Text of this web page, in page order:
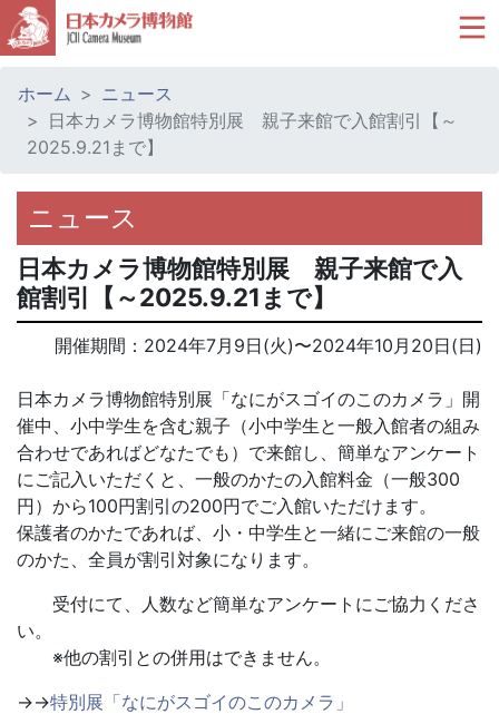
ホーム
ニュース
日本カメラ博物館特別展 親子来館で入館割引【～
2025.9.21まで】
ニュース
日本カメラ博物館特別展 親子来館で入
館割引【～2025.9.21まで】
開催期間： 2024年7月9日(火)〜2024年10月20日(日)
日本カメラ博物館特別展「なにがスゴイのこのカメラ」開
催中、小中学生を含む親子（小中学生と一般入館者の組み
合わせであればどなたでも）で来館し、簡単なアンケート
にご記入いただくと、一般のかたの入館料金（一般300
円）から100円割引の200円でご入館いただけます。
保護者のかたであれば、小・中学生と一緒にご来館の一般
のかた、全員が割引対象になります。
受付にて、人数など簡単なアンケートにご協力くださ
い。
※他の割引との併用はできません。
→→特別展「なにがスゴイのこのカメラ」